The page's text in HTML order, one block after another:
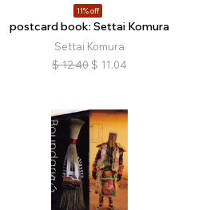
11% off
postcard book: Settai Komura
Settai Komura
$ 12.40 $ 11.04